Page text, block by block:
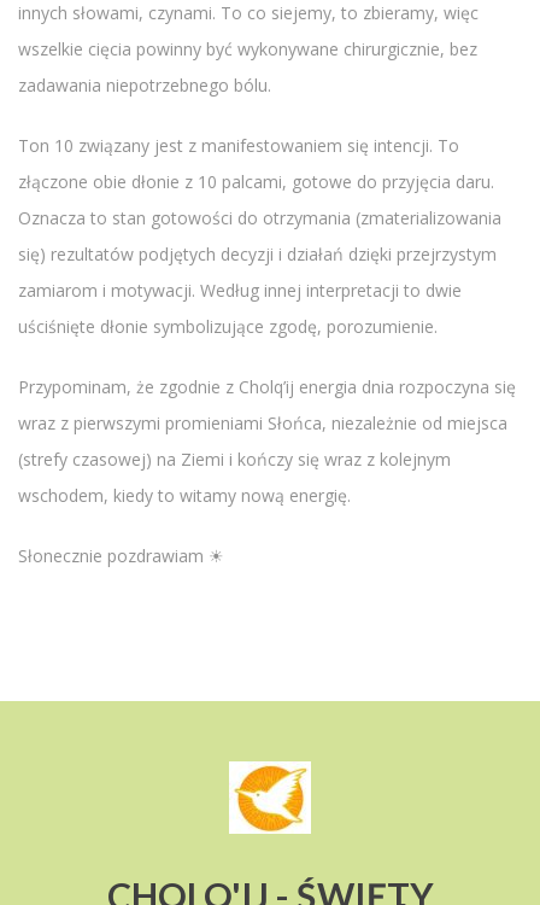
innych słowami, czynami. To co siejemy, to zbieramy, więc
wszelkie cięcia powinny być wykonywane chirurgicznie, bez
zadawania niepotrzebnego bólu.
Ton 10 związany jest z manifestowaniem się intencji. To
złączone obie dłonie z 10 palcami, gotowe do przyjęcia daru.
Oznacza to stan gotowości do otrzymania (zmaterializowania
się) rezultatów podjętych decyzji i działań dzięki przejrzystym
zamiarom i motywacji. Według innej interpretacji to dwie
uściśnięte dłonie symbolizujące zgodę, porozumienie.
Przypominam, że zgodnie z Cholq’ij energia dnia rozpoczyna się
wraz z pierwszymi promieniami Słońca, niezależnie od miejsca
(strefy czasowej) na Ziemi i kończy się wraz z kolejnym
wschodem, kiedy to witamy nową energię.
Słonecznie pozdrawiam ☀
CHOLQ'IJ - ŚWIĘTY